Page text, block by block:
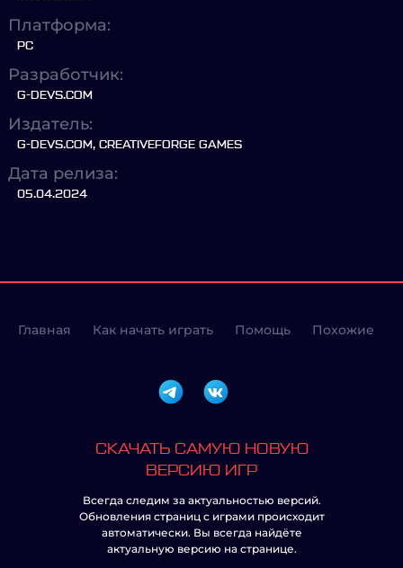
Платформа:
PC
Разработчик:
G-DEVS.COM
Издатель:
G-DEVS.COM, CREATIVEFORGE GAMES
Дата релиза:
05.04.2024
Главная Как начать играть Помощь Похожие
СКАЧАТЬ САМУЮ НОВУЮ
ВЕРСИЮ ИГР
Всегда следим за актуальностью версий.
Обновления страниц с играми происходит
автоматически. Вы всегда найдёте
актуальную версию на странице.